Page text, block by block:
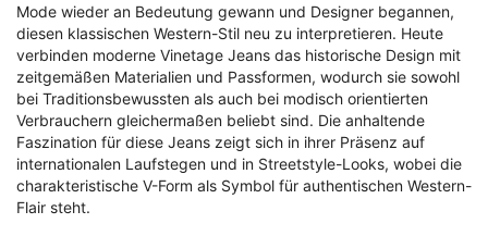
Mode wieder an Bedeutung gewann und Designer begannen,
diesen klassischen Western-Stil neu zu interpretieren. Heute
verbinden moderne Vinetage Jeans das historische Design mit
zeitgemäßen Materialien und Passformen, wodurch sie sowohl
bei Traditionsbewussten als auch bei modisch orientierten
Verbrauchern gleichermaßen beliebt sind. Die anhaltende
Faszination für diese Jeans zeigt sich in ihrer Präsenz auf
internationalen Laufstegen und in Streetstyle-Looks, wobei die
charakteristische V-Form als Symbol für authentischen Western-
Flair steht.